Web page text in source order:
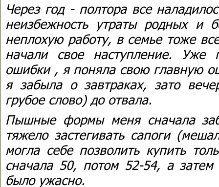
Через год - полтора все
неизбежность утраты родных и
неплохую работу, в семье тоже
начали свое наступление. Уже
ошибки , я поняла свою главную
я забыла о завтраках, зато
грубое слово) до отвала.
Пышные формы меня сначала
тяжело застегивать сапоги
могла себе позволить купить
сначала 50, потом 52-54, а
было ужасно.